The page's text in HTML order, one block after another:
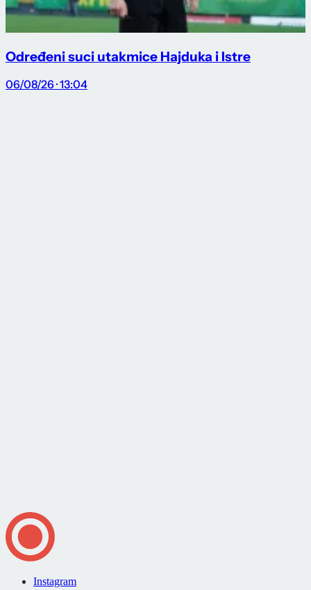
Određeni suci utakmice Hajduka i Istre
06/08/26 · 13:04
Instagram